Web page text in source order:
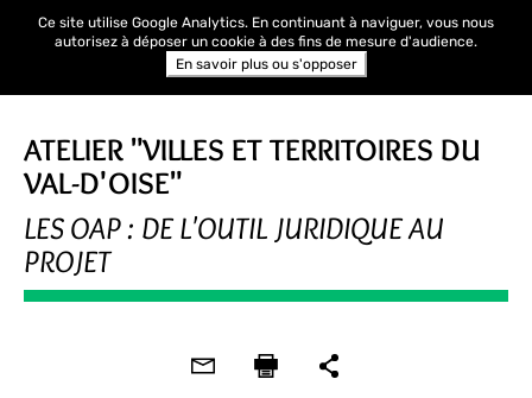
RENCONTRE
ATELIER "VILLES ET TERRITOIRES DU
VAL-D'OISE"
LES OAP : DE L'OUTIL JURIDIQUE AU
PROJET
Ce site utilise Google Analytics. En continuant à naviguer, vous nous
autorisez à déposer un cookie à des fins de mesure d'audience.
En savoir plus ou s'opposer